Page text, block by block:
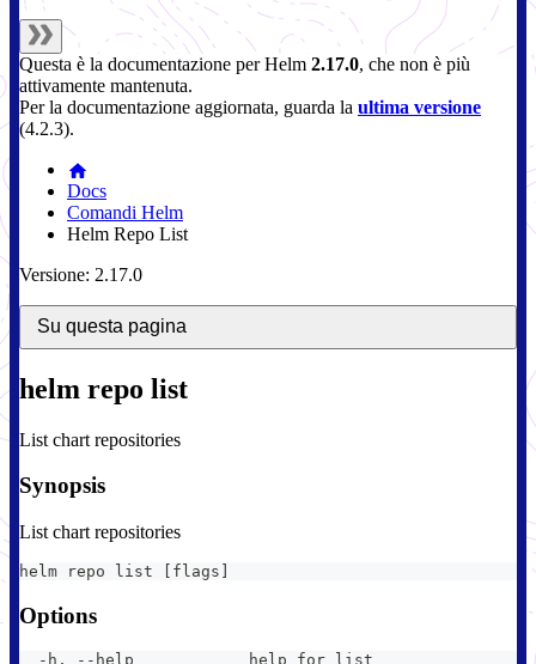
Questa è la documentazione perHelm 2.17.0, che non è più
attivamente mantenuta.
Per la documentazione aggiornata, guarda la ultima versione
(4.2.3).
Docs
Comandi Helm
Helm Repo List
Versione: 2.17.0
Su questa pagina
helm repo list
List chart repositories
Synopsis
List chart repositories
helm repo list [flags]
Options
  -h, --help            help for list